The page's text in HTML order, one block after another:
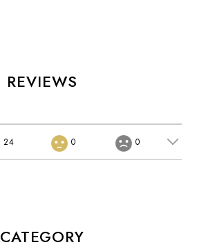
REVIEWS
24 0 0
CATEGORY